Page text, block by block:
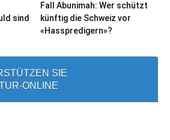
sind
Fall Abunimah: Wer schützt
künftig die Schweiz vor
«Hasspredigern»?
SIE
ONLINE